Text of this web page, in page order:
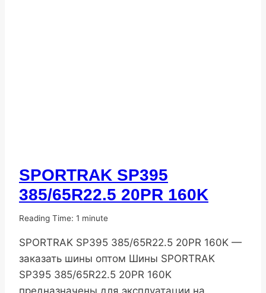
ПОПУЛЯРНЫЕ
ШИНЫ
SPORTRAK SP395
385/65R22.5 20PR 160K
От
10.11.2025
Reading Time: 1 minute
SPORTRAK SP395 385/65R22.5 20PR 160K —
заказать шины оптом Шины SPORTRAK
SP395 385/65R22.5 20PR 160K